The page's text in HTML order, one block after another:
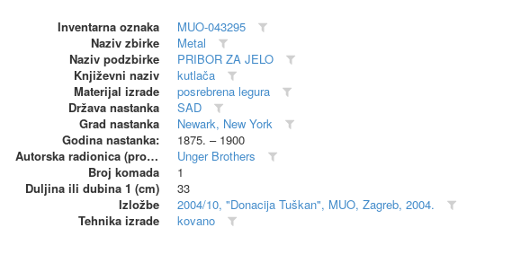
Inventarna oznaka
MUO-043295
Naziv zbirke
Metal
Naziv podzbirke
PRIBOR ZA JELO
Književni naziv
kutlača
Materijal izrade
posrebrena legura
Država nastanka
SAD
Grad nastanka
Newark, New York
Godina nastanka:
1875. – 1900
Autorska radionica (proizvođač)
Unger Brothers
Broj komada
1
Duljina ili dubina 1 (cm)
33
Izložbe
2004/10, "Donacija Tuškan", MUO, Zagreb, 2004.
Tehnika izrade
kovano